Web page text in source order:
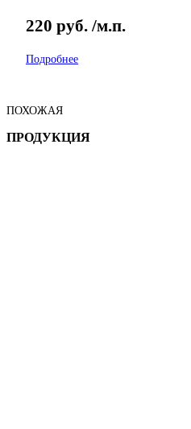
220 руб. /м.п.
Подробнее
ПОХОЖАЯ
ПРОДУКЦИЯ